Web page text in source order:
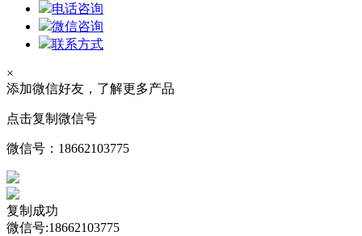
电话咨询
微信咨询
联系方式
×
添加微信好友，了解更多产品
点击复制微信号
微信号： 18662103775
复制成功
微信号:18662103775